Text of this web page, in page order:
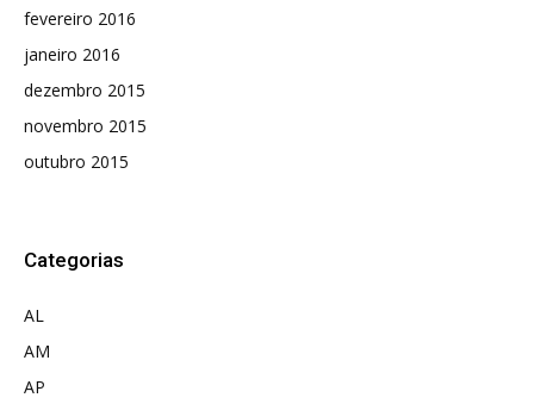
fevereiro 2016
janeiro 2016
dezembro 2015
novembro 2015
outubro 2015
Categorias
AL
AM
AP